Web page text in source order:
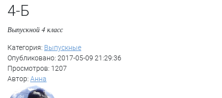
4-Б
Выпускной 4 класс
Категория: Выпускные
Опубликовано: 2017-05-09 21:29:36
Просмотров: 1207
Автор: Анна